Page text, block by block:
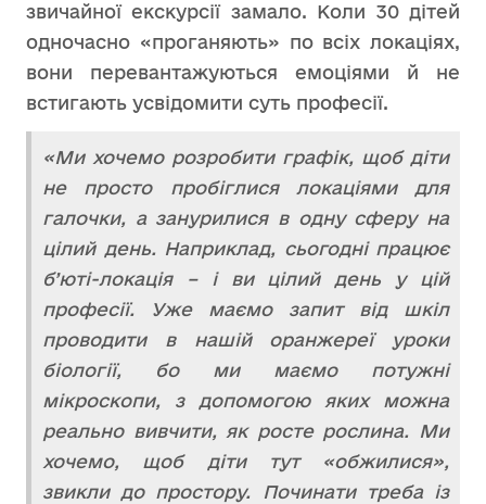
звичайної екскурсії замало. Коли 30 дітей
одночасно «проганяють» по всіх локаціях,
вони перевантажуються емоціями й не
встигають усвідомити суть професії.
«Ми хочемо розробити графік, щоб діти
не просто пробіглися
локаціями для
галочки, а занурилися в одну сферу на
цілий день. Наприклад, сьогодні працює
б’юті-локація – і ви цілий день у цій
професії. Уже маємо запит від шкіл
проводити в нашій оранжереї уроки
біології, бо ми маємо потужні
мікроскопи, з допомогою яких можна
реально вивчити, як росте рослина. Ми
хочемо, щоб діти тут «обжилися»,
звикли до простору. Починати треба із